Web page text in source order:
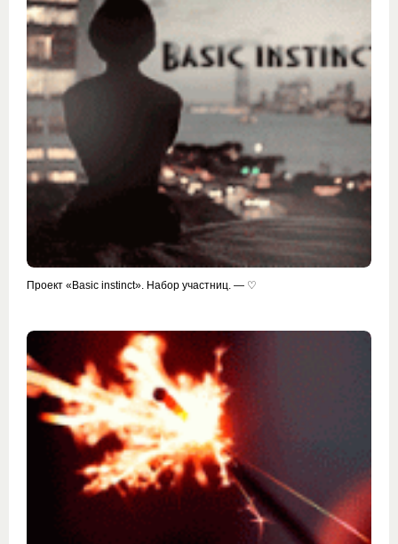
Проект «Basic instinct». Набор участниц. — ♡